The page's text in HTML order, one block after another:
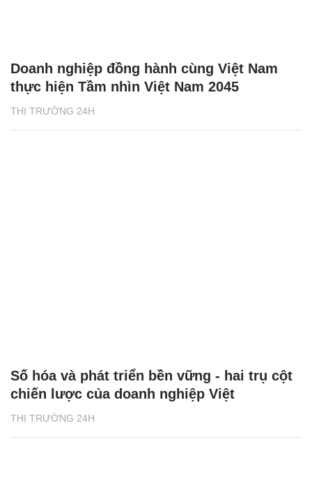
THỊ TRƯỜNG 24H
Doanh nghiệp đồng hành cùng Việt Nam
thực hiện Tầm nhìn Việt Nam 2045
THỊ TRƯỜNG 24H
Số hóa và phát triển bền vững - hai trụ cột
chiến lược của doanh nghiệp Việt